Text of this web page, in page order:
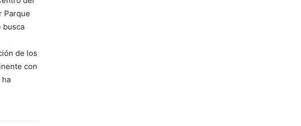
Parque
busca
de los
con
ha